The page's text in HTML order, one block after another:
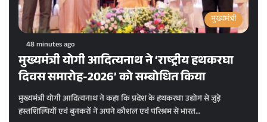
मुख्यमंत्री
48 minutes ago
मुख्यमंत्री योगी आदित्यनाथ ने ‘राष्ट्रीय हथकरघा
दिवस समारोह-2026’ को सम्बोधित किया
मुख्यमंत्री योगी आदित्यनाथ ने कहा कि प्रदेश के हथकरघा उद्योग से जुड़े
हस्तशिल्पियों एवं बुनकरों ने अपने कौशल एवं परिश्रम से भारत…